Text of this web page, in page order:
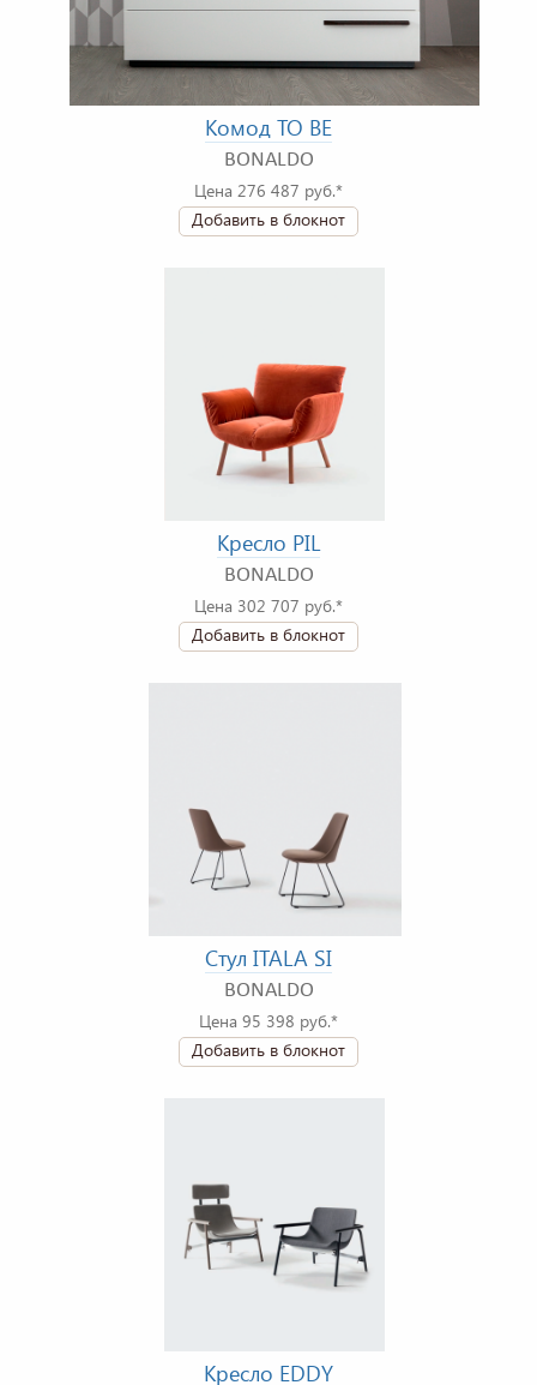
Комод TO BE
BONALDO
Цена 276 487 руб.*
Добавить в блокнот
Кресло PIL
BONALDO
Цена 302 707 руб.*
Добавить в блокнот
Стул ITALA SI
BONALDO
Цена 95 398 руб.*
Добавить в блокнот
Кресло EDDY